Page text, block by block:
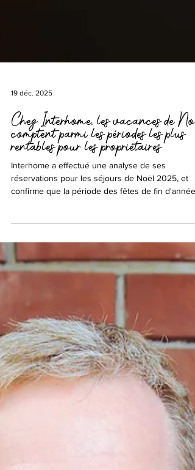
19 déc. 2025
Chez Interhome, les vacances de Noël
comptent parmi les périodes les plus
rentables pour les propriétaires
Interhome a effectué une analyse de ses
réservations pour les séjours de Noël 2025, et
représente une opportunité de rentabilisation